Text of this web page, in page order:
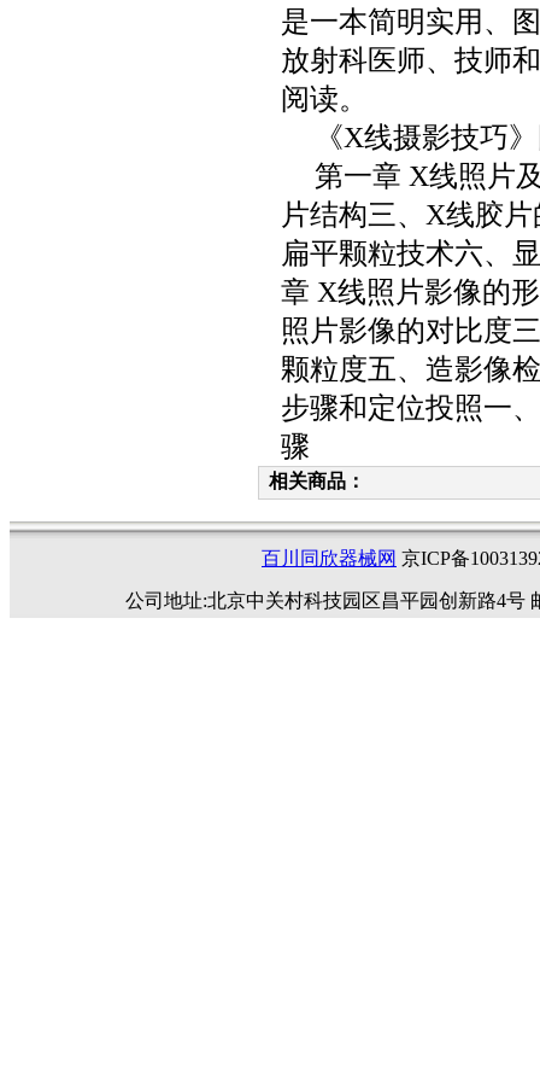
是一本简明实用、
放射科医师、技师
阅读。
《X线摄影技巧
第一章 X线照片
片结构三、 X线胶
扁平颗粒技术六、
章 X线照片影像的
照片影像的对比度
颗粒度五、造影像
步骤和定位投照一
骤
相关商品：
百川同欣器械网 京ICP备
公司地址:北京中关村科技园区昌平园创新路4号